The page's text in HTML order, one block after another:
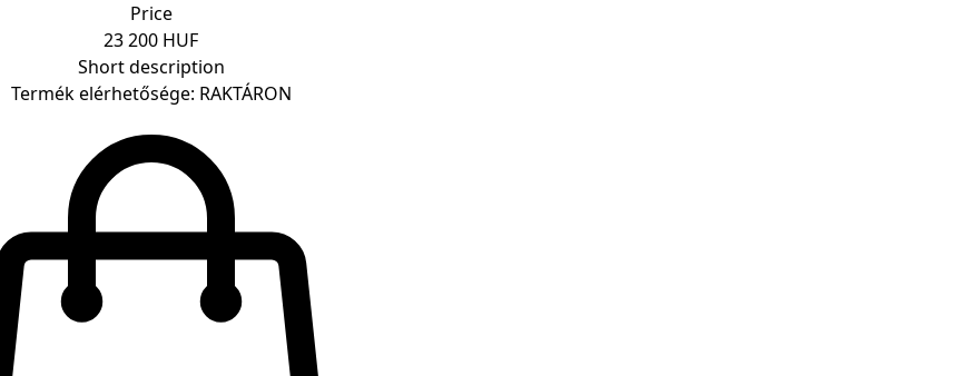
Price
23 200 HUF
Short description
Termék elérhetősége: RAKTÁRON